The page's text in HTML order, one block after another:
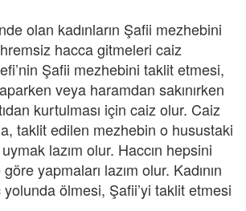
olan kadınların Şafii mezhebini
hacca gitmeleri caiz
Şafii mezhebini taklit etmesi,
veya haramdan sakınırken
kurtulması için caiz olur. Caiz
taklit edilen mezhebin o husustaki
lazım olur. Haccın hepsini
yapmaları lazım olur. Kadının
ölmesi, Şafii’yi taklit etmesi